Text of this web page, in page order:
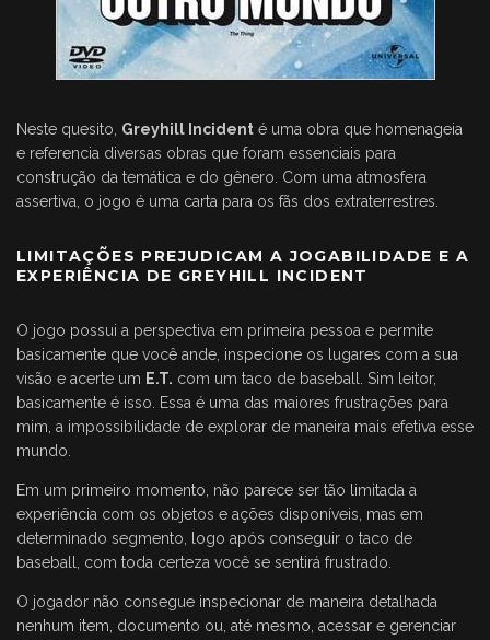
Neste quesito, Greyhill Incident é uma obra que homenageia
e referencia diversas obras que foram essenciais para
construção da temática e do gênero. Com uma atmosfera
assertiva, o jogo é uma carta para os fãs dos extraterrestres.
LIMITAÇÕES PREJUDICAM A JOGABILIDADE E A
EXPERIÊNCIA DE GREYHILL INCIDENT
O jogo possui a perspectiva em primeira pessoa e permite
basicamente que você ande, inspecione os lugares com a sua
visão e acerte um E.T. com um taco de baseball. Sim leitor,
basicamente é isso. Essa é uma das maiores frustrações para
mim, a impossibilidade de explorar de maneira mais efetiva esse
mundo.
Em um primeiro momento, não parece ser tão limitada a
experiência com os objetos e ações disponíveis, mas em
determinado segmento, logo após conseguir o taco de
baseball, com toda certeza você se sentirá frustrado.
O jogador não consegue inspecionar de maneira detalhada
nenhum item, documento ou, até mesmo, acessar e gerenciar